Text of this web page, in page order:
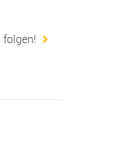
folgen!